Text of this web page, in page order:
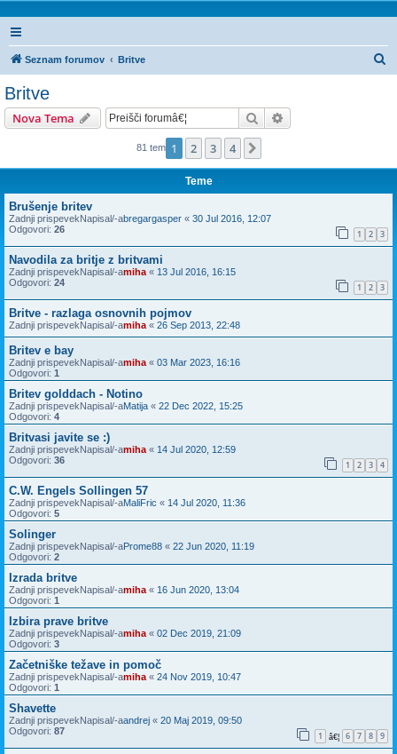
Seznam forumov Britve
Britve
Nova Tema Iskanje
81 tem 1 2 3 4
Teme
Brušenje britev
Zadnji prispevekNapisal/-abregargasper « 30 Jul 2016, 12:07
Odgovori: 26 1 2 3
Navodila za britje z britvami
Zadnji prispevekNapisal/-amiha « 13 Jul 2016, 16:15
Odgovori: 24 1 2 3
Britve - razlaga osnovnih pojmov
Zadnji prispevekNapisal/-amiha « 26 Sep 2013, 22:48
Britev e bay
Zadnji prispevekNapisal/-amiha « 03 Mar 2023, 16:16
Odgovori: 1
Britev golddach - Notino
Zadnji prispevekNapisal/-aMatija « 22 Dec 2022, 15:25
Odgovori: 4
Britvasi javite se :)
Zadnji prispevekNapisal/-amiha « 14 Jul 2020, 12:59
Odgovori: 36 1 2 3 4
C.W. Engels Sollingen 57
Zadnji prispevekNapisal/-aMaliFric « 14 Jul 2020, 11:36
Odgovori: 5
Solinger
Zadnji prispevekNapisal/-aProme88 « 22 Jun 2020, 11:19
Odgovori: 2
Izrada britve
Zadnji prispevekNapisal/-amiha « 16 Jun 2020, 13:04
Odgovori: 1
Izbira prave britve
Zadnji prispevekNapisal/-amiha « 02 Dec 2019, 21:09
Odgovori: 3
Začetniške težave in pomoč
Zadnji prispevekNapisal/-amiha « 24 Nov 2019, 10:47
Odgovori: 1
Shavette
Zadnji prispevekNapisal/-aandrej « 20 Maj 2019, 09:50
Odgovori: 87 1 â€¦ 6 7 8 9